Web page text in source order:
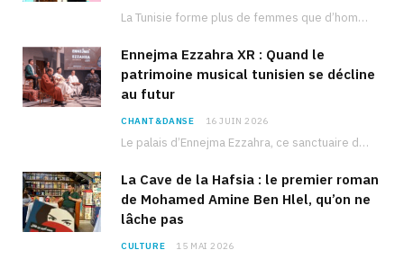
La Tunisie forme plus de femmes que d’hommes dans les filières scientifiques. Pourtant, pour beaucoup…
Ennejma Ezzahra XR : Quand le
patrimoine musical tunisien se décline
au futur
CHANT&DANSE 16 JUIN 2026
Le palais d’Ennejma Ezzahra, ce sanctuaire de la musique tunisienne et méditerranéenne construit par le…
La Cave de la Hafsia : le premier roman
de Mohamed Amine Ben Hlel, qu’on ne
lâche pas
CULTURE 15 MAI 2026